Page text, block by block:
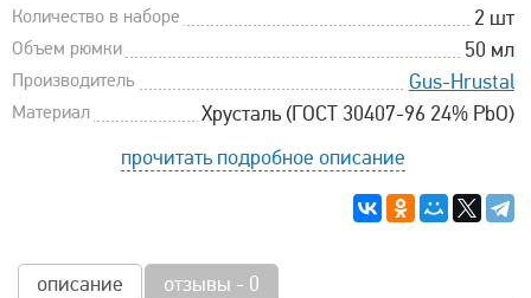
Количество в наборе 2 шт
Объем рюмки 50 мл
Производитель Gus-Hrustal
Материал
Хрусталь (ГОСТ 30407-96 24% PbO)
прочитать подробное описание
описание отзывы - 0